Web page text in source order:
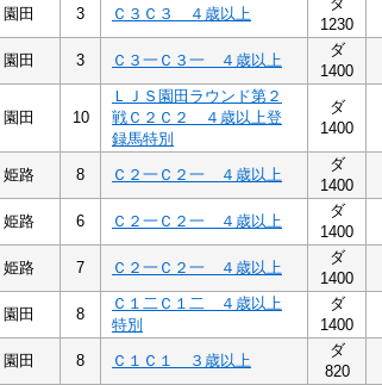
園田 3 Ｃ３Ｃ３ ４歳以上
1230
園田 3 Ｃ３一Ｃ３一 ４歳以上
ダ
1400
園田 10
ＬＪＳ園田ラウンド第２
戦Ｃ２Ｃ２ ４歳以上登
録馬特別
ダ
1400
姫路 8 Ｃ２一Ｃ２一 ４歳以上
ダ
1400
姫路 6 Ｃ２一Ｃ２一 ４歳以上
ダ
1400
姫路 7 Ｃ２一Ｃ２一 ４歳以上
ダ
1400
園田 8
Ｃ１二Ｃ１二 ４歳以上
特別
ダ
1400
園田 8 Ｃ１Ｃ１ ３歳以上
ダ
820